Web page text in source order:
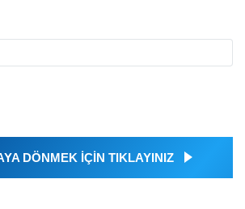
DÖNMEK İÇİN TIKLAYINIZ